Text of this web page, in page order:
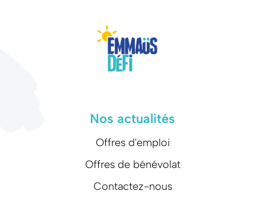
Nos actualités
Offres d'emploi
Offres de bénévolat
Contactez-nous